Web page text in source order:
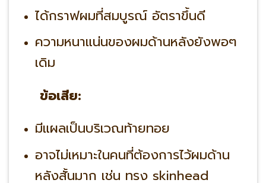
ได้กราฟผมที่สมบูรณ์ อัตราขึ้นดี
ความหนาแน่นของผมด้านหลังยังพอๆ
เดิม
ข้อเสีย:
มีแผลเป็นบริเวณท้ายทอย
อาจไม่เหมาะในคนที่ต้องการไว้ผมด้าน
หลังสั้นมาก เช่น ทรง skinhead